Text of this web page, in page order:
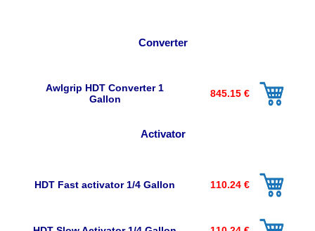
Converter
Awlgrip HDT Converter 1
Gallon
845.15 €
Activator
HDT Fast activator 1/4 Gallon 110.24 €